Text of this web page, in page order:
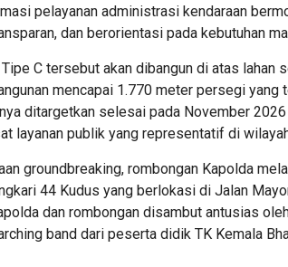
pelayanan administrasi kendaraan
dan berorientasi pada kebutuhan
C tersebut akan dibangun di atas lahan
mencapai 1.770 meter persegi yang
ditargetkan selesai pada November
layanan publik yang representatif di
groundbreaking, rombongan Kapolda
44 Kudus yang berlokasi di Jalan
dan rombongan disambut antusias
band dari peserta didik TK Kemala